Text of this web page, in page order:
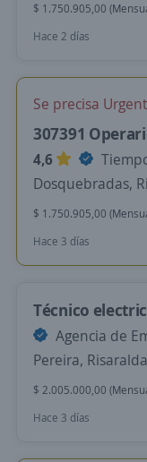
$ 1.750.905,00
Hace 2 días
Se precisa
307391
4,6
Dosquebradas,
$ 1.750.905,00
Hace 3 días
Técnico
Agencia de
Pereira, Risaralda
$ 2.005.000,00
Hace 3 días